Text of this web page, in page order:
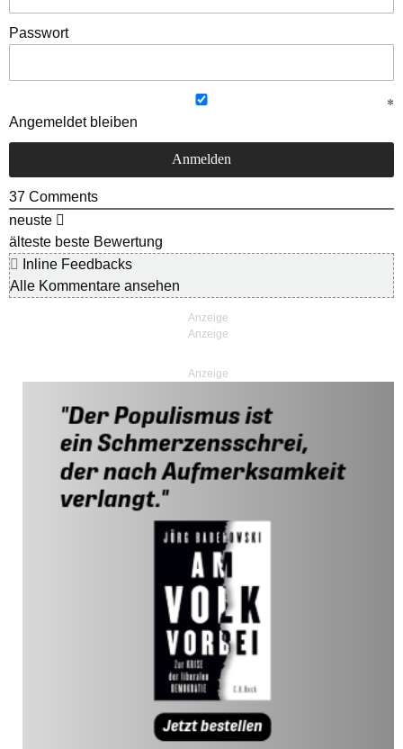
Passwort
Angemeldet bleiben
37 Comments
neuste
älteste beste Bewertung
Inline Feedbacks
Alle Kommentare ansehen
Anzeige